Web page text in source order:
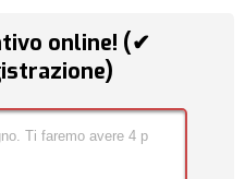
online! (✔